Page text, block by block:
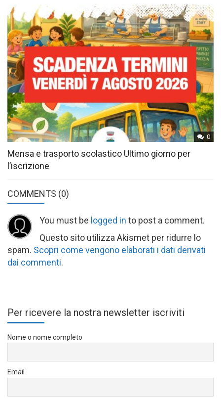
0
Mensa e trasporto scolastico Ultimo giorno per
l’iscrizione
COMMENTS (0)
You must be logged in to post a comment.
Questo sito utilizza Akismet per ridurre lo
spam. Scopri come vengono elaborati i dati derivati
dai commenti.
Per ricevere la nostra newsletter iscriviti
Nome o nome completo
Email